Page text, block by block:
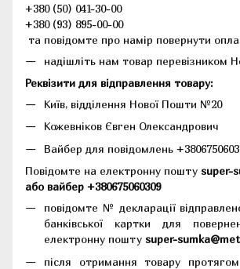
+380 (50) 041-30-00
+380 (93) 895-00-00
та повідомте про намір повернути
надішліть нам товар перевізником
Реквізити для відправлення товару:
Київ, відділення Нової Пошти №20
Кожевніков Євген Олександрович
Вайбер для повідомлень
Повідомте на електронну пошту super-
або вайбер +380675060309
повідомте № декларації
банківської картки для
електронну пошту super-
після отримання товару